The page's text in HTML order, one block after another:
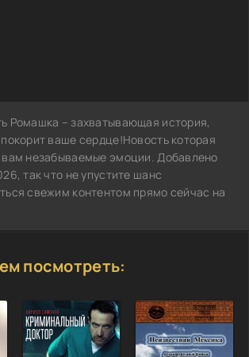
Ромашка – захватывающая история,
ваше сердце!Новость которая
вам незабываемые эмоции. Добавлено
так что не упустите шанс
свежим контентом прямо сейчас на
посмотреть: